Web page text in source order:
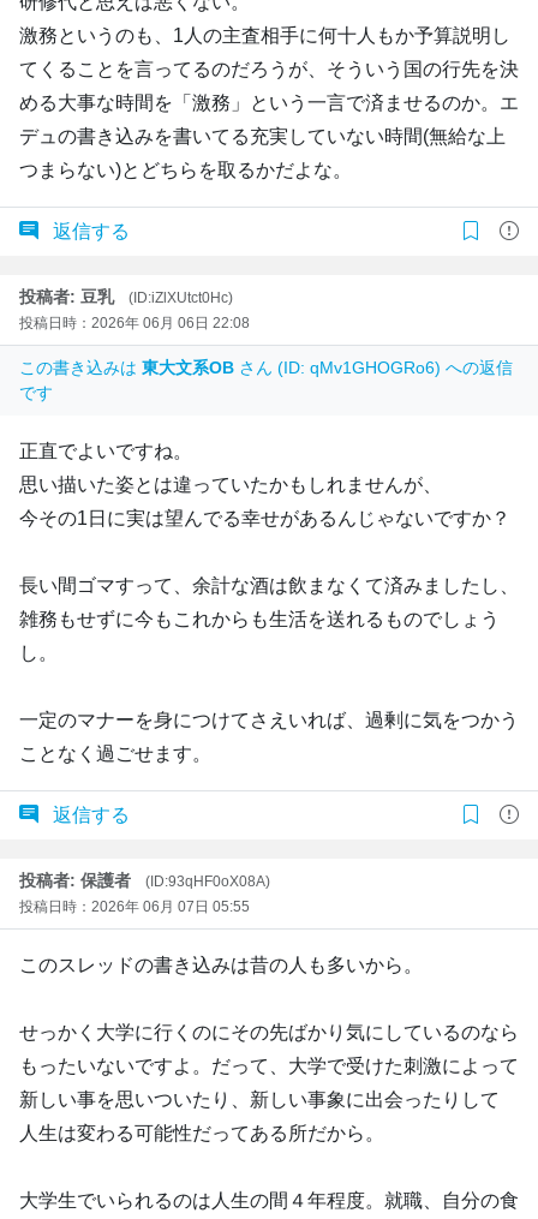
激務というのも、1人の主査相手に何十人もか予算説明し
てくることを言ってるのだろうが、そういう国の行先を決
める大事な時間を「激務」という一言で済ませるのか。エ
デュの書き込みを書いてる充実していない時間(無給な上
つまらない)とどちらを取るかだよな。
返信する
投稿者: 豆乳
(ID:iZlXUtct0Hc)
投稿日時：2026年 06月 06日 22:08
この書き込みは 東大文系OB さん (ID: qMv1GHOGRo6) への返信
です
正直でよいですね。
思い描いた姿とは違っていたかもしれませんが、
今その1日に実は望んでる幸せがあるんじゃないですか？
長い間ゴマすって、余計な酒は飲まなくて済みましたし、
雑務もせずに今もこれからも生活を送れるものでしょう
し。
一定のマナーを身につけてさえいれば、過剰に気をつかう
ことなく過ごせます。
返信する
投稿者: 保護者
(ID:93qHF0oX08A)
投稿日時：2026年 06月 07日 05:55
このスレッドの書き込みは昔の人も多いから。
せっかく大学に行くのにその先ばかり気にしているのなら
もったいないですよ。だって、大学で受けた刺激によって
新しい事を思いついたり、新しい事象に出会ったりして
人生は変わる可能性だってある所だから。
大学生でいられるのは人生の間４年程度。就職、自分の食